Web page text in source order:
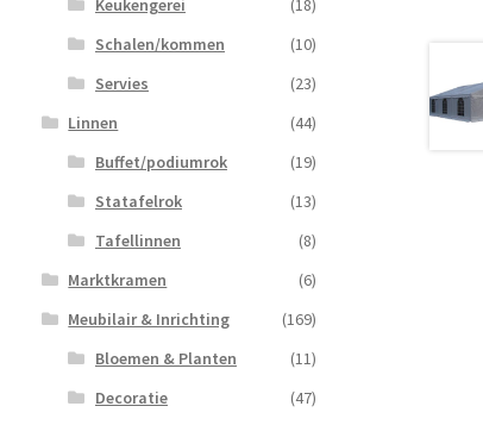
Keukengerei
(18)
Schalen/kommen
(10)
Servies
(23)
Linnen
(44)
Buffet/podiumrok
(19)
Statafelrok
(13)
Tafellinnen
(8)
Marktkramen
(6)
Meubilair & Inrichting
(169)
Bloemen & Planten
(11)
Decoratie
(47)